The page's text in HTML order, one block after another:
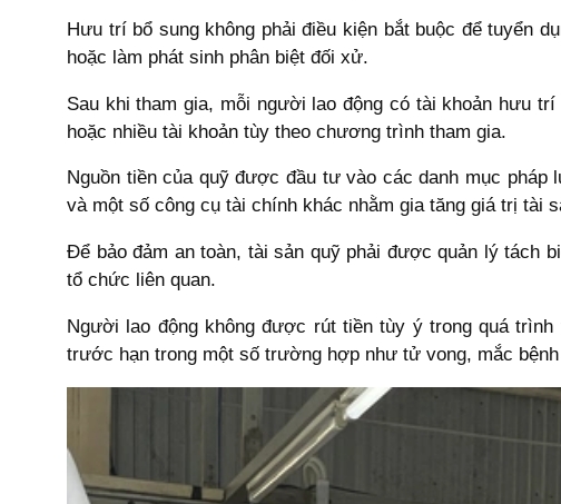
Hưu trí bổ sung không phải điều kiện bắt buộc để tuyển
hoặc làm phát sinh phân biệt đối xử.
Sau khi tham gia, mỗi người lao động có tài khoản hưu
hoặc nhiều tài khoản tùy theo chương trình tham gia.
Nguồn tiền của quỹ được đầu tư vào các danh mục
và một số công cụ tài chính khác nhằm gia tăng giá trị tài
Để bảo đảm an toàn, tài sản quỹ phải được quản lý tách
tổ chức liên quan.
Người lao động không được rút tiền tùy ý trong quá
trước hạn trong một số trường hợp như tử vong, mắc